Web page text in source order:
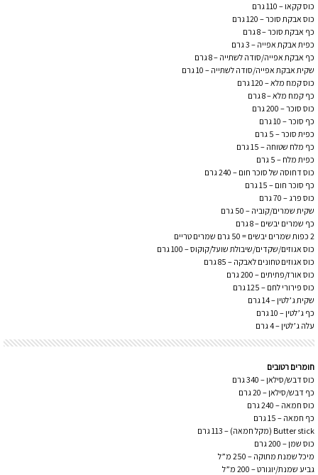
כוס קקאו – 110 גרם
כוס אבקת סוכר – 120 גרם
כף אבקת סוכר – 8 גרם
כפית אבקת אפייה – 3 גרם
כף אבקת אפייה/סודה לשתייה – 8 גרם
שקית אבקת אפייה/סודה לשתייה – 10 גרם
כוס קמח מלא – 120 גרם
כף קמח מלא – 8 גרם
כוס סוכר – 200 גרם
כף סוכר – 10 גרם
כפית סוכר – 5 גרם
כף מלח שטוחה – 15 גרם
כפית מלח – 5 גרם
כוס דחוסה של סוכר חום – 240 גרם
כף סוכר חום – 15 גרם
כוס פרג – 70 גרם
שקית שמרים/קוביה – 50 גרם
כף שמרים יבשים – 8 גרם
2 כפות שמרים יבשים = 50 גרם שמרים טריים
כוס אגוזים/שקדים/שיבולת שועל/קוקוס – 100 גרם
כוס אגוזים טחונים לאבקה – 85 גרם
כוס אורז/פתיתים – 200 גרם
כוס פירורי לחם – 125 גרם
שקית ג’לטין – 14 גרם
כף ג’לטין – 10 גרם
עלה ג’לטין – 4 גרם
חומרים רטובים
כוס דבש/סילאן – 340 גרם
כף דבש/סילאן – 20 גרם
כוס חמאה – 240 גרם
כף חמאה – 15 גרם
Butter stick (מקל חמאה) – 113 גרם
כוס שמן – 200 גרם
מיכל שמנת מתוקה – 250 מ”ל
גביע שמנת/יוגורט – 200 מ”ל